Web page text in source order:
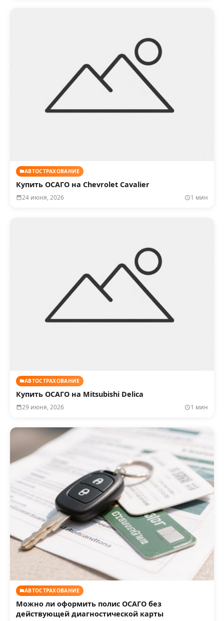
АВТОСТРАХОВАНИЕ
Купить ОСАГО на Chevrolet Cavalier
24 июня, 2026 1 мин
АВТОСТРАХОВАНИЕ
Купить ОСАГО на Mitsubishi Delica
29 июня, 2026 1 мин
АВТОСТРАХОВАНИЕ
Можно ли оформить полис ОСАГО без
действующей диагностической карты